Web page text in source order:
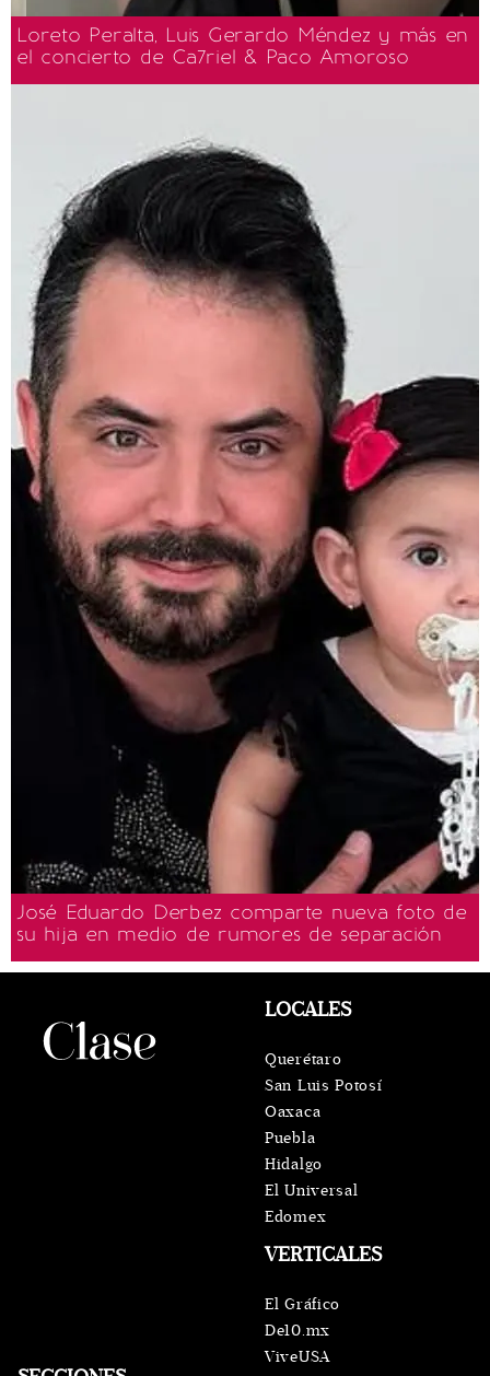
Loreto Peralta, Luis Gerardo Méndez y más en
el concierto de Ca7riel & Paco Amoroso
José Eduardo Derbez comparte nueva foto de
su hija en medio de rumores de separación
VERTICALES
El Gráfico
De10.mx
ViveUSA
LOCALES
Querétaro
San Luis Potosí
Oaxaca
Puebla
Hidalgo
El Universal
Edomex